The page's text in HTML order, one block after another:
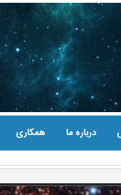
درباره ما همکاری